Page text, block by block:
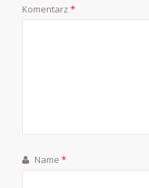
Komentarz*
Name*